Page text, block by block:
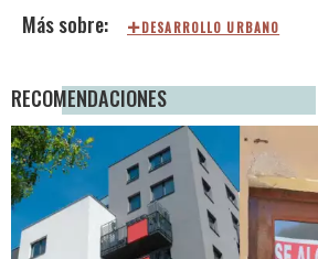
DESARROLLO URBANO
RECOMENDACIONES